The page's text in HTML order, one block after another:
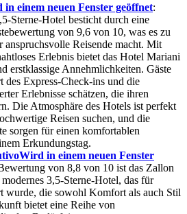
in einem neuen Fenster geöffnet:
Sterne-Hotel besticht durch eine
von 9,6 von 10, was es zu
anspruchsvolle Reisende macht. Mit
Erlebnis bietet das Hotel Mariani
erstklassige Annehmlichkeiten. Gäste
des Express-Check-ins und die
Erlebnisse schätzen, die ihren
Die Atmosphäre des Hotels ist perfekt
Reisen suchen, und die
sorgen für einen komfortablen
Erkundungstag.
Wird in einem neuen Fenster
von 8,8 von 10 ist das Zallon
3,5-Sterne-Hotel, das für
wurde, die sowohl Komfort als auch Stil
bietet eine Reihe von